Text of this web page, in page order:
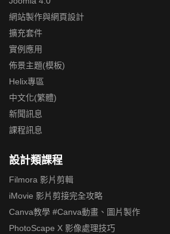
網站製作與網頁設計
擴充套件
實例應用
佈景主題(模板)
Helix專區
中文化(繁體)
新聞訊息
課程訊息
設計類課程
Filmora 影片剪輯
iMovie 影片剪接完全攻略
Canva教學 #Canva動畫、圖片製作
PhotoScape X 影像處理技巧